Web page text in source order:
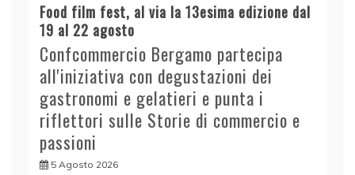
Food film fest, al via la 13esima edizione dal
19 al 22 agosto
Confcommercio Bergamo partecipa
all'iniziativa con degustazioni dei
gastronomi e gelatieri e punta i
riflettori sulle Storie di commercio e
passioni
5 Agosto 2026